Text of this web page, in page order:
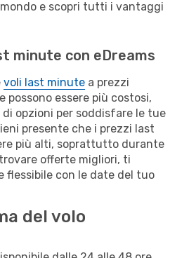
e scopri tutti i vantaggi
minute con eDreams
voli last minute a prezzi
possono essere più costosi,
opzioni per soddisfare le tue
presente che i prezzi last
più alti, soprattutto durante
offerte migliori, ti
flessibile con le date del tuo
del volo